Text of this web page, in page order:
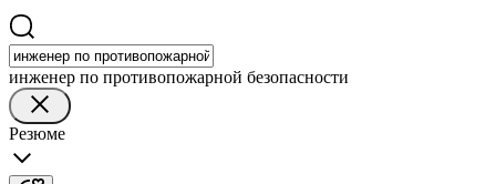
инженер по противопожарной безопасности
Резюме